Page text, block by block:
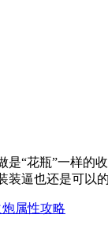
“花瓶”一样
逼也还是可以的